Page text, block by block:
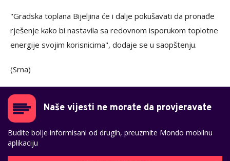
"Gradska toplana Bijeljina će i dalje pokušavati da pronađe
rješenje kako bi nastavila sa redovnom isporukom toplotne
energije svojim korisnicima", dodaje se u saopštenju.
(Srna)
Naše vijesti ne morate da provjeravate
Budite bolje informisani od drugih, preuzmite Mondo mobilnu
aplikaciju